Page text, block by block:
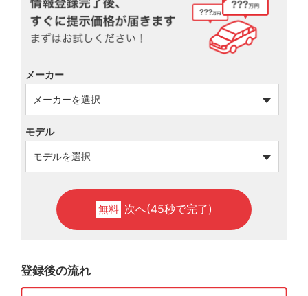
メーカー
モデル
無料 次へ(45秒で完了)
登録後の流れ